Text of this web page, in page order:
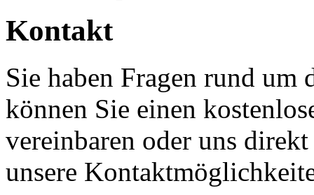
Kontakt
Sie haben Fragen rund um
können Sie einen
vereinbaren oder uns
unsere